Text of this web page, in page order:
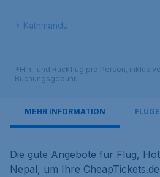
Kathmandu
*Hin- und Rückflug pro Person,
Buchungsgebühr.
MEHR INFORMATION
Die gute Angebote für Flug,
Nepal, um Ihre